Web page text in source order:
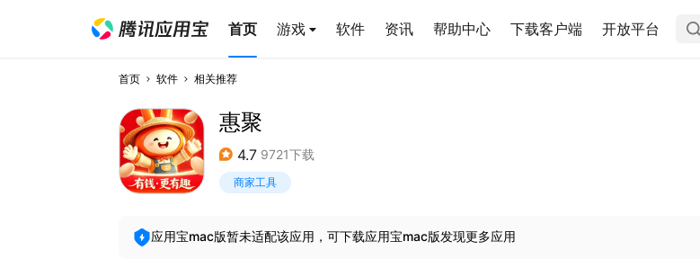
首页 游戏 软件 资讯 帮助中心 下载客户端 开放平台
首页 软件 相关推荐
惠聚
4.7 9721下载
商家工具
应用宝mac版暂未适配该应用，可下载应用宝mac版发现更多应用